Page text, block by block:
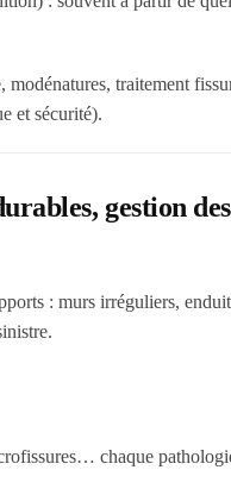
modénatures, traitement
et sécurité).
gestion
: murs irréguliers,
chaque